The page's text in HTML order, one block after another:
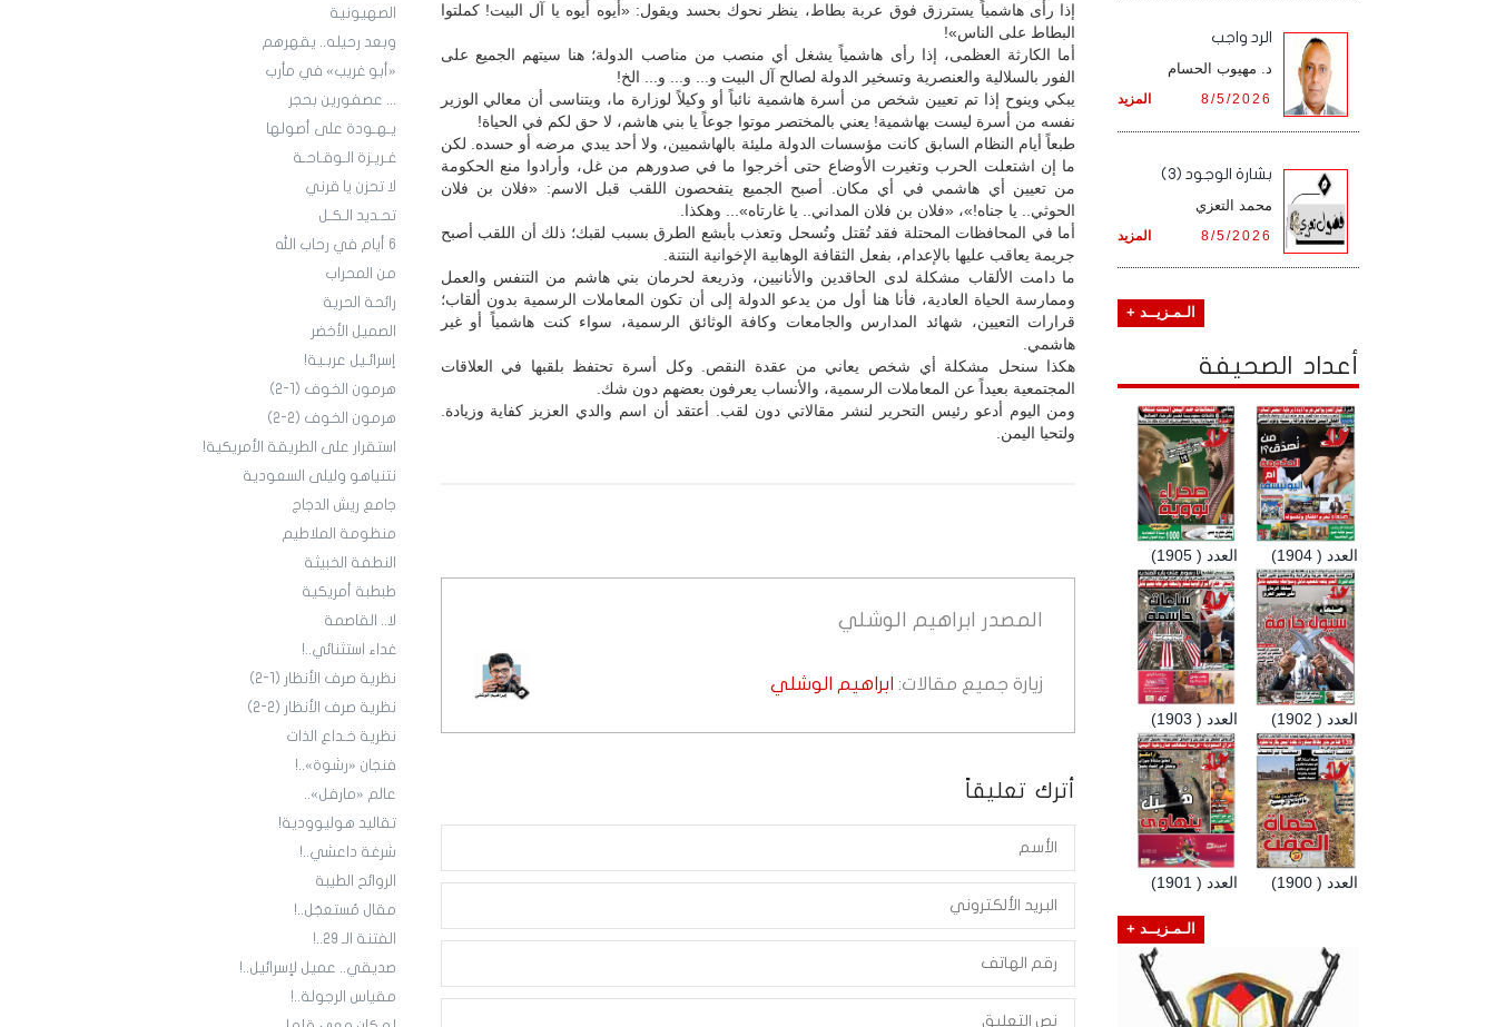
الصهيونية
وبعد رحيله.. يقهرهم
«أبو غريب» في مأرب
... عصفورين بحجر
يـهـودة على أصولها
غـريـزة الـوقـاحـة
لا تحزن يا قرني
تحـديد الـكـل
6 أيام في رحاب الله
من المحراب
رائحة الحرية
الصميل الأخضر
إسرائـيل عربـية!
هرمون الخوف (1-2)
هرمون الخوف (2-2)
استقرار على الطريقة الأمريكية!
نتنياهو وليلى السعودية
جامع ريش الدجاج
منظومة الملاطيم
النطفة الخبيثة
طبطبة أمريكية
لا.. القاصمة
غداء استثنائي..!
نظرية صرف الأنظار (1-2)
نظرية صرف الأنظار (2-2)
نظرية خـداع الذات
فنجان «رشوة»..!
عالم «مارفل»..
تقاليد هوليوودية!
شرغة داعشي..!
الروائح الطيبة
مقال مُستعجَل..!
الفتنة الـ 29..!
صديقي.. عميل لإسرائيل..!
مقياس الرجولة..!
إذا رأى هاشمياً يسترزق فوق عربة بطاط، ينظر نحوك بحسد ويقول: «أيوه أيوه يا آل البيت! كملتوا
البطاط على الناس»!
أما الكارثة العظمى، إذا رأى هاشمياً يشغل أي منصب من مناصب الدولة؛ هنا سيتهم الجميع على
الفور بالسلالية والعنصرية وتسخير الدولة لصالح آل البيت و... و... و... الخ!
يبكي وينوح إذا تم تعيين شخص من أسرة هاشمية نائباً أو وكيلاً لوزارة ما، ويتناسى أن معالي الوزير
نفسه من أسرة ليست بهاشمية! يعني بالمختصر موتوا جوعاً يا بني هاشم، لا حق لكم في الحياة!
طبعاً أيام النظام السابق كانت مؤسسات الدولة مليئة بالهاشميين، ولا أحد يبدي مرضه أو حسده. لكن
ما إن اشتعلت الحرب وتغيرت الأوضاع حتى أخرجوا ما في صدورهم من غل، وأرادوا منع الحكومة
من تعيين أي هاشمي في أي مكان. أصبح الجميع يتفحصون اللقب قبل الاسم: «فلان بن فلان
الحوثي.. يا جناه!»، «فلان بن فلان المداني.. يا غارتاه»... وهكذا.
أما في المحافظات المحتلة فقد تُقتل وتُسحل وتعذب بأبشع الطرق بسبب لقبك؛ ذلك أن اللقب أصبح
جريمة يعاقب عليها بالإعدام، بفعل الثقافة الوهابية الإخوانية النتنة.
ما دامت الألقاب مشكلة لدى الحاقدين والأنانيين، وذريعة لحرمان بني هاشم من التنفس والعمل
وممارسة الحياة العادية، فأنا هنا أول من يدعو الدولة إلى أن تكون المعاملات الرسمية بدون ألقاب؛
قرارات التعيين، شهائد المدارس والجامعات وكافة الوثائق الرسمية، سواء كنت هاشمياً أو غير
هاشمي.
هكذا سنحل مشكلة أي شخص يعاني من عقدة النقص. وكل أسرة تحتفظ بلقبها في العلاقات
المجتمعية بعيداً عن المعاملات الرسمية، والأنساب يعرفون بعضهم دون شك.
ومن اليوم أدعو رئيس التحرير لنشر مقالاتي دون لقب. أعتقد أن اسم والدي العزيز كفاية وزيادة.
ولتحيا اليمن.
المصدر ابراهيم الوشلي
زيارة جميع مقالات: ابراهيم الوشلي
أترك تعليقاً
الرد واجب
د. مهيوب الحسام
المزيد 8/5/2026
بشارة الوجود (3)
محمد التعزي
المزيد 8/5/2026
الـمـزيــد +
أعداد الصحيفة
العدد ( 1905) العدد ( 1904)
العدد ( 1903) العدد ( 1902)
العدد ( 1901) العدد ( 1900)
الـمـزيــد +